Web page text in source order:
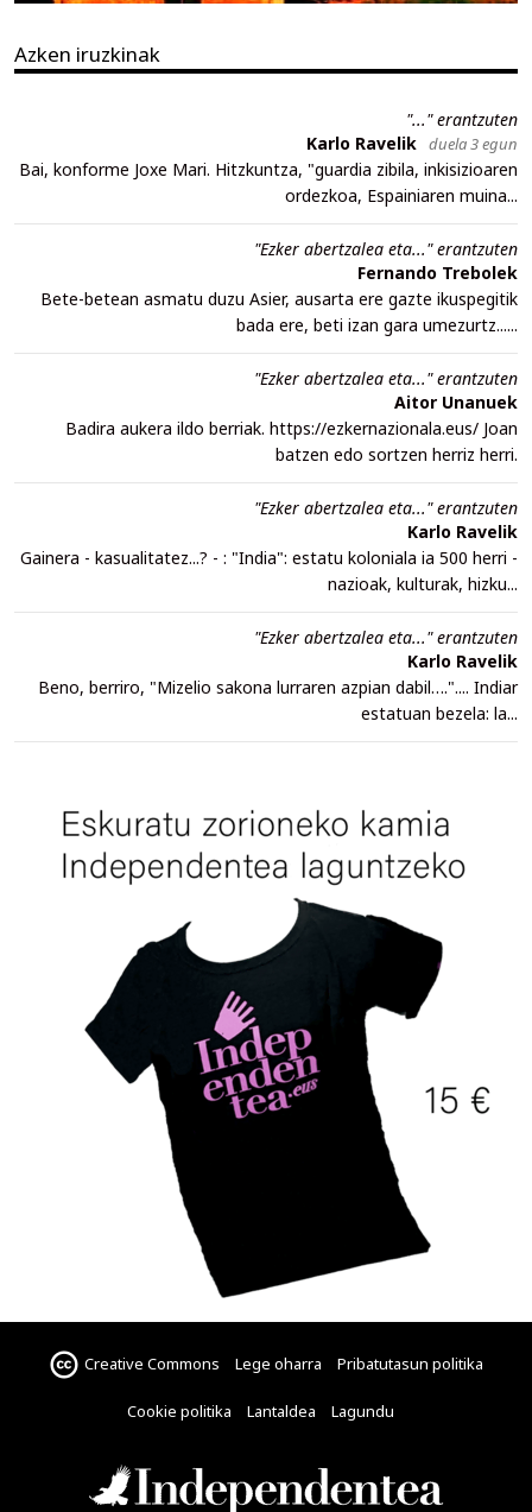
Azken iruzkinak
"..." erantzuten
Karlo Ravelik duela 3 egun
Bai, konforme Joxe Mari. Hitzkuntza, "guardia zibila, inkisizioaren
ordezkoa, Espainiaren muina...
"Ezker abertzalea eta..." erantzuten
Fernando Trebolek
Bete-betean asmatu duzu Asier, ausarta ere gazte ikuspegitik
bada ere, beti izan gara umezurtz......
"Ezker abertzalea eta..." erantzuten
Aitor Unanuek
Badira aukera ildo berriak. https://ezkernazionala.eus/ Joan
batzen edo sortzen herriz herri.
"Ezker abertzalea eta..." erantzuten
Karlo Ravelik
Gainera - kasualitatez...? - : "India": estatu koloniala ia 500 herri -
nazioak, kulturak, hizku...
"Ezker abertzalea eta..." erantzuten
Karlo Ravelik
Beno, berriro, "Mizelio sakona lurraren azpian dabil….".... Indiar
estatuan bezela: la...
Creative Commons Lege oharra Pribatutasun politika
Cookie politika Lantaldea Lagundu